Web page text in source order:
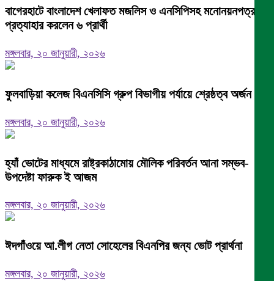
বাগেরহাটে বাংলাদেশ খেলাফত মজলিস ও এনসিপিসহ মনোনয়নপত্র
প্রত্যাহার করলেন ৬ প্রার্থী
মঙ্গলবার, ২০ জানুয়ারী, ২০২৬
ফুলবাড়িয়া কলেজ বিএনসিসি গ্রুপ বিভাগীয় পর্যায়ে শ্রেষ্ঠত্ব অর্জন।
মঙ্গলবার, ২০ জানুয়ারী, ২০২৬
হ্যাঁ ভোটের মাধ্যমে রাষ্ট্রকাঠামোয় মৌলিক পরিবর্তন আনা সম্ভব-
উপদেষ্টা ফারুক ই আজম
মঙ্গলবার, ২০ জানুয়ারী, ২০২৬
ঈদগাঁওয়ে আ.লীগ নেতা সোহেলের বিএনপির জন্য ভোট প্রার্থনা
মঙ্গলবার, ২০ জানুয়ারী, ২০২৬